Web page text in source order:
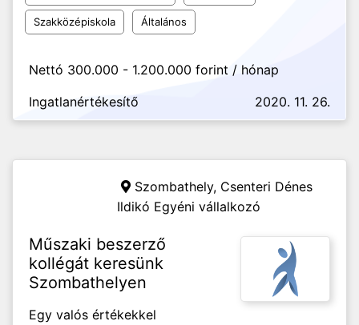
Szakközépiskola Általános
Nettó 300.000 - 1.200.000 forint / hónap
Ingatlanértékesítő
2020. 11. 26.
Szombathely, Csenteri Dénes
Ildikó Egyéni vállalkozó
Műszaki beszerző
kollégát keresünk
Szombathelyen
Egy valós értékekkel